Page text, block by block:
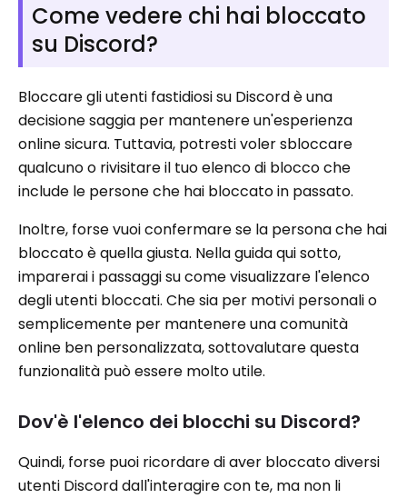
Come vedere chi hai bloccato
su Discord?
Bloccare gli utenti fastidiosi su Discord è una
decisione saggia per mantenere un'esperienza
online sicura. Tuttavia, potresti voler sbloccare
qualcuno o rivisitare il tuo elenco di blocco che
include le persone che hai bloccato in passato.
Inoltre, forse vuoi confermare se la persona che hai
bloccato è quella giusta. Nella guida qui sotto,
imparerai i passaggi su come visualizzare l'elenco
degli utenti bloccati. Che sia per motivi personali o
semplicemente per mantenere una comunità
online ben personalizzata, sottovalutare questa
funzionalità può essere molto utile.
Dov'è l'elenco dei blocchi su Discord?
Quindi, forse puoi ricordare di aver bloccato diversi
utenti Discord dall'interagire con te, ma non li